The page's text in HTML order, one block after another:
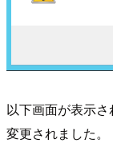
以下画面が表示
変更されました。